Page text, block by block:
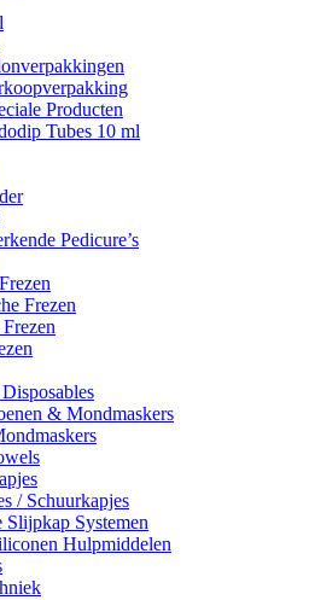
Producten
Tubes 10 ml
Pedicure’s
Frezen
& Mondmaskers
/ Schuurkapjes
Slijpkap Systemen
Hulpmiddelen